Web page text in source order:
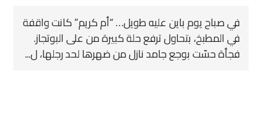
في صباح يوم باين عليه طويل… “أم كريم” كانت واقفة
في المطبخ، بتحاول ترفع حلة كبيرة من على البوتجاز.
فجأة حسّت بوجع جامد نازل من ضهرها لحد رجلها، ل...